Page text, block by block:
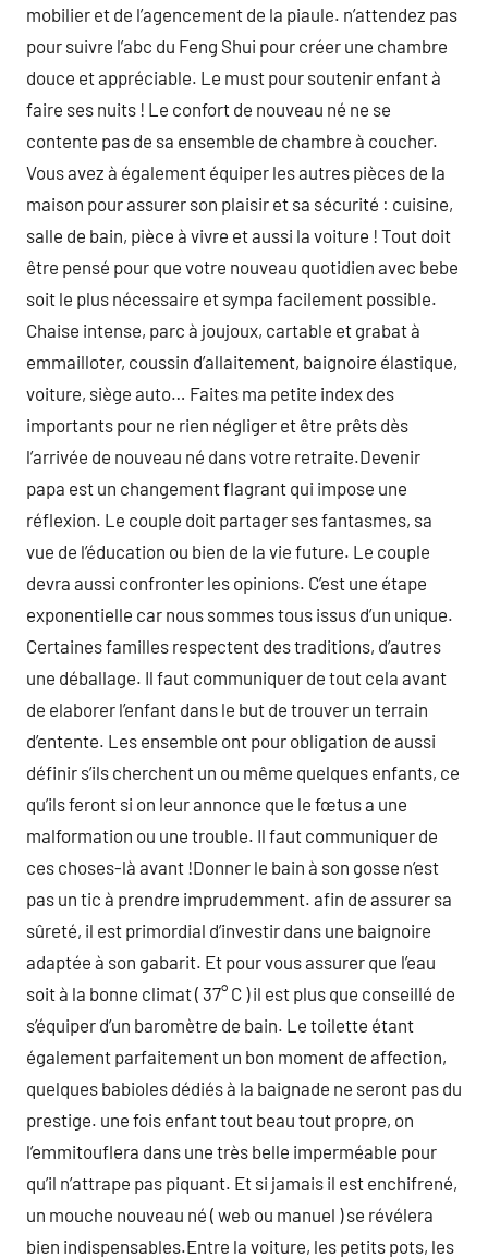
mobilier et de l’agencement de la piaule. n’attendez pas
pour suivre l’abc du Feng Shui pour créer une chambre
douce et appréciable. Le must pour soutenir enfant à
faire ses nuits ! Le confort de nouveau né ne se
contente pas de sa ensemble de chambre à coucher.
Vous avez à également équiper les autres pièces de la
maison pour assurer son plaisir et sa sécurité : cuisine,
salle de bain, pièce à vivre et aussi la voiture ! Tout doit
être pensé pour que votre nouveau quotidien avec bebe
soit le plus nécessaire et sympa facilement possible.
Chaise intense, parc à joujoux, cartable et grabat à
emmailloter, coussin d’allaitement, baignoire élastique,
voiture, siège auto… Faites ma petite index des
importants pour ne rien négliger et être prêts dès
l’arrivée de nouveau né dans votre retraite.Devenir
papa est un changement flagrant qui impose une
réflexion. Le couple doit partager ses fantasmes, sa
vue de l’éducation ou bien de la vie future. Le couple
devra aussi confronter les opinions. C’est une étape
exponentielle car nous sommes tous issus d’un unique.
Certaines familles respectent des traditions, d’autres
une déballage. Il faut communiquer de tout cela avant
de elaborer l’enfant dans le but de trouver un terrain
d’entente. Les ensemble ont pour obligation de aussi
définir s’ils cherchent un ou même quelques enfants, ce
qu’ils feront si on leur annonce que le fœtus a une
malformation ou une trouble. Il faut communiquer de
ces choses-là avant !Donner le bain à son gosse n’est
pas un tic à prendre imprudemment. afin de assurer sa
sûreté, il est primordial d’investir dans une baignoire
adaptée à son gabarit. Et pour vous assurer que l’eau
soit à la bonne climat ( 37° C ) il est plus que conseillé de
s’équiper d’un baromètre de bain. Le toilette étant
également parfaitement un bon moment de affection,
quelques babioles dédiés à la baignade ne seront pas du
prestige. une fois enfant tout beau tout propre, on
l’emmitouflera dans une très belle imperméable pour
qu’il n’attrape pas piquant. Et si jamais il est enchifrené,
un mouche nouveau né ( web ou manuel ) se révélera
bien indispensables.Entre la voiture, les petits pots, les